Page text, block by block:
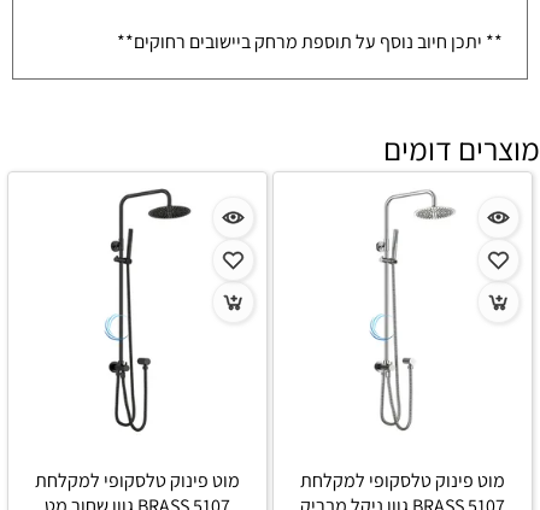
** יתכן חיוב נוסף על תוספת מרחק ביישובים רחוקים**
מוצרים דומים
מוט פינוק טלסקופי למקלחת
מוט פינוק טלסקופי למקלחת